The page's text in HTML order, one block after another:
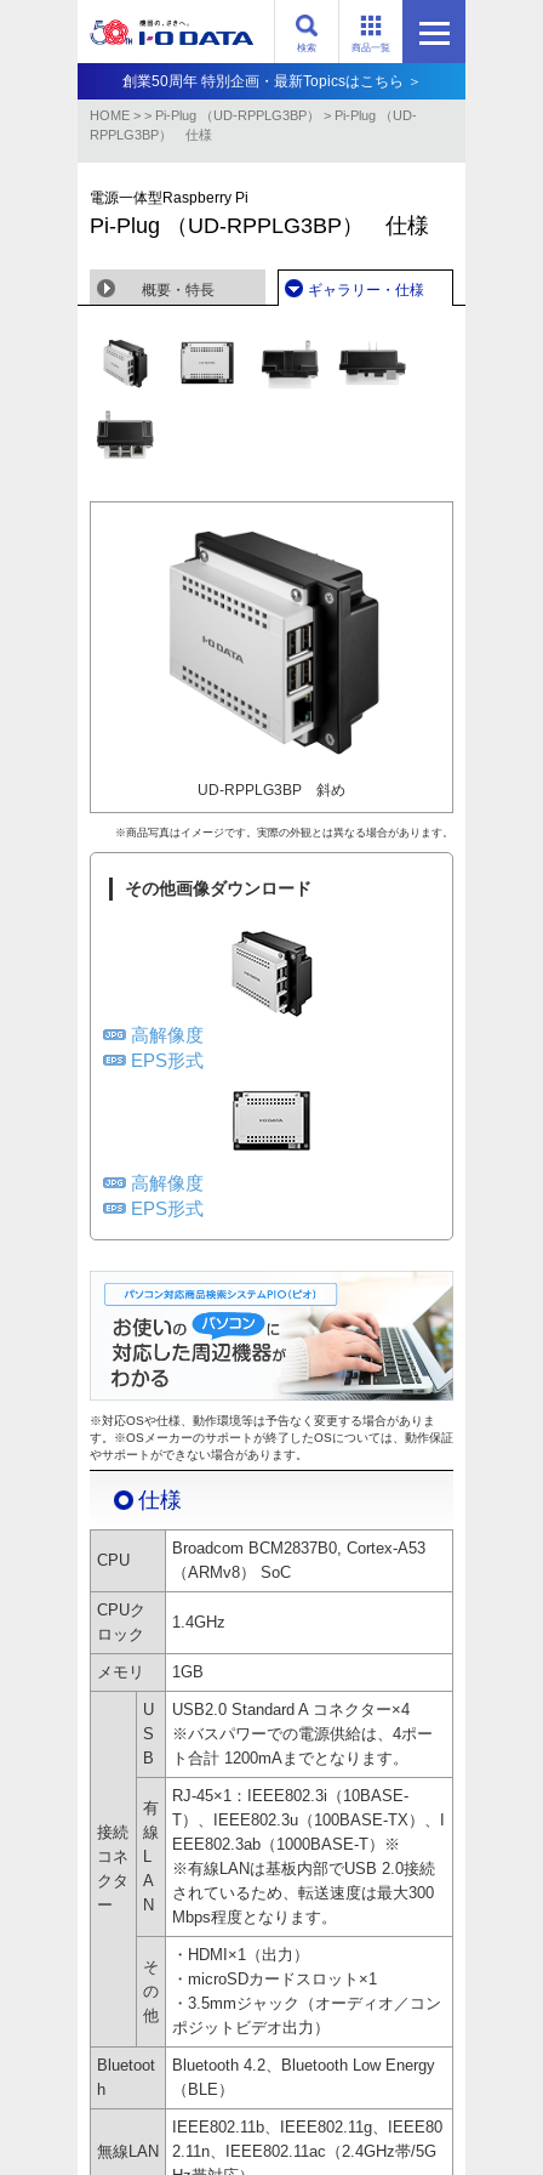
商品一覧
検索
創業50周年 特別企画・最新Topicsはこちら ＞
HOME > > Pi-Plug （UD-RPPLG3BP） > Pi-Plug （UD-
RPPLG3BP） 仕様
電源一体型Raspberry Pi
Pi-Plug （UD-RPPLG3BP） 仕様
概要・特長 ギャラリー・仕様
UD-RPPLG3BP 斜め
※商品写真はイメージです。実際の外観とは異なる場合があります。
その他画像ダウンロード
高解像度
EPS形式
高解像度
EPS形式
※対応OSや仕様、動作環境等は予告なく変更する場合がありま
す。※OSメーカーのサポートが終了したOSについては、動作保証
やサポートができない場合があります。
仕様
CPU
Broadcom BCM2837B0, Cortex-A53
（ARMv8） SoC
CPUク
ロック
1.4GHz
メモリ 1GB
接続
コネ
クタ
ー
U
S
B
USB2.0 Standard A コネクター×4
※バスパワーでの電源供給は、4ポー
ト合計 1200mAまでとなります。
有
線
A
N
RJ-45×1：IEEE802.3i（10BASE-
T）、IEEE802.3u（100BASE-TX）、I
EEE802.3ab（1000BASE-T）※
※有線LANは基板内部でUSB 2.0接続
されているため、転送速度は最大300
Mbps程度となります。
そ
の
他
・HDMI×1（出力）
・microSDカードスロット×1
・3.5mmジャック（オーディオ／コン
ポジットビデオ出力）
Bluetoot
h
Bluetooth 4.2、Bluetooth Low Energy
（BLE）
無線LAN
IEEE802.11b、IEEE802.11g、IEEE80
2.11n、IEEE802.11ac（2.4GHz帯/5G